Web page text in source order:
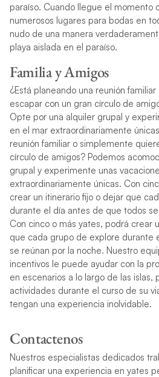
paraíso. Cuando llegue el momento
numerosos lugares para bodas en
nudo de una manera
playa aislada en el paraíso.
Familia y Amigos
¿Está planeando una reunión
escapar con un gran círculo de
Opte por una alquiler grupal y
en el mar extraordinariamente
reunión familiar o simplemente
círculo de amigos? Podemos
grupal y experimente unas
extraordinariamente únicas. Con
crear un itinerario fijo o dejar que
durante el día antes de que todos
Con cinco o más yates, podrá crear
que cada grupo de explore durante
se reúnan por la noche. Nuestro
incentivos le puede ayudar con la
en escenarios a lo largo de las islas,
actividades durante el curso de su
tengan una experiencia inolvidable.
Contactenos
Nuestros especialistas dedicados
planificar una experiencia en yates